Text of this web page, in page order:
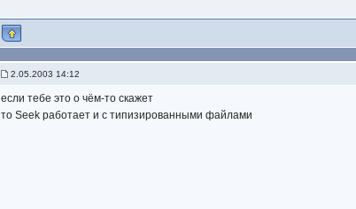
2.05.2003 14:12
если тебе это о чём-то скажет
то Seek работает и с типизированными файлами